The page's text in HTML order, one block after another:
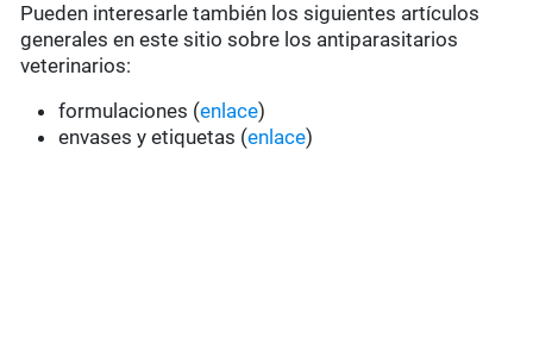
Pueden interesarle también los siguientes artículos
generales en este sitio sobre los antiparasitarios
veterinarios:
formulaciones (enlace)
envases y etiquetas (enlace)